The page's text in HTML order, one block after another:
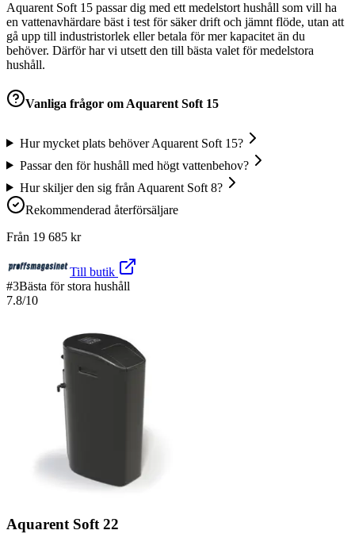
Aquarent Soft 15 passar dig med ett medelstort hushåll som vill ha
en vattenavhärdare bäst i test för säker drift och jämnt flöde, utan att
gå upp till industristorlek eller betala för mer kapacitet än du
behöver. Därför har vi utsett den till bästa valet för medelstora
hushåll.
Vanliga frågor om Aquarent Soft 15
Hur mycket plats behöver Aquarent Soft 15?
Passar den för hushåll med högt vattenbehov?
Hur skiljer den sig från Aquarent Soft 8?
Rekommenderad återförsäljare
Från 19 685 kr
Till butik
#3Bästa för stora hushåll
7.8/10
Aquarent Soft 22